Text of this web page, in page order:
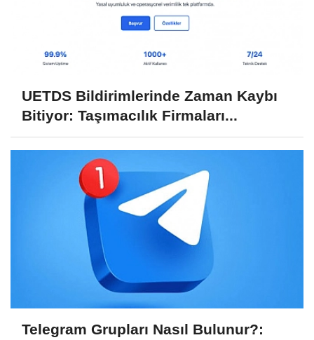
UETDS Bildirimlerinde Zaman Kaybı
Bitiyor: Taşımacılık Firmaları...
Telegram Grupları Nasıl Bulunur?: